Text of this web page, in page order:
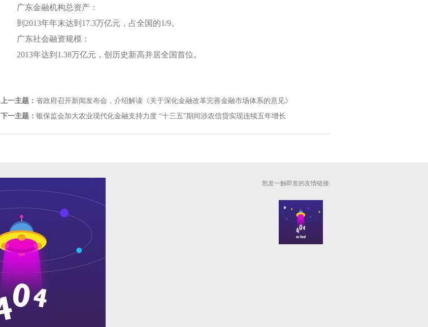
广东金融机构总资产：
到 2013年年末达到 17.3万亿元，占全国的1/9。
广东社会融资规模：
2013年达到 1.38万亿元，创历史新高并居全国首位。
上一主题： 省政府召开新闻发布会，介绍解读《关于深化金融改革完善金融市场体系的意见》
下一主题： 银保监会加大农业现代化金融支持力度 “十三五”期间涉农信贷实现连续五年增长
凯发一触即发的友情链接: